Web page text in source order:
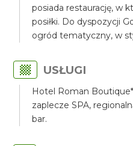
posiada restaurację, w
posiłki. Do dyspozycji
ogród tematyczny, w
USŁUGI
Hotel Roman
zaplecze SPA,
bar.